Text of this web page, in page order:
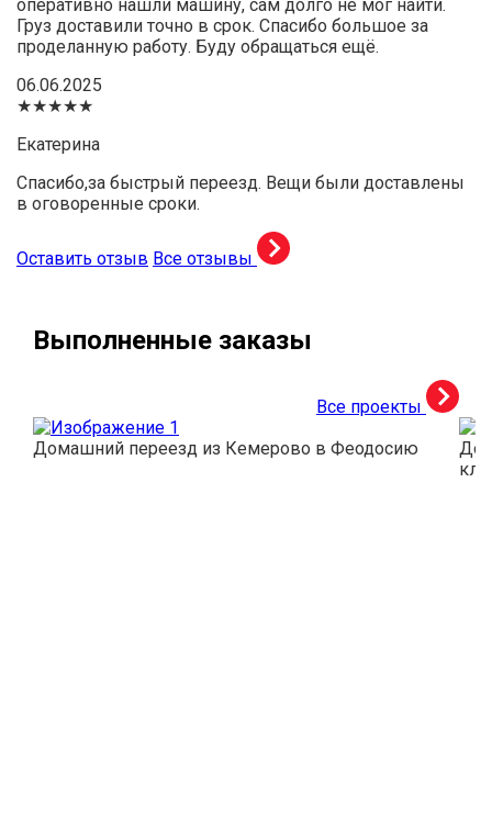
оперативно нашли машину, сам долго не мог найти.
Груз доставили точно в срок. Спасибо большое за
проделанную работу. Буду обращаться ещё.
06.06.2025
★★★★★
Екатерина
Спасибо,за быстрый переезд. Вещи были доставлены
в оговоренные сроки.
Оставить отзыв Все отзывы
Выполненные заказы
Все проекты
Домашний переезд из Кемерово в Феодосию